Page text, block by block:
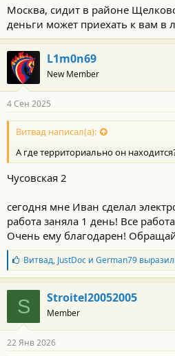
Москва, сидит в районе
деньги может приехать к вам в
L1m0n69
New Member
4 Сен 2025
Витвад написал(а):
А где территориально он
Чусовская 2
сегодня мне Иван сделал
работа заняла 1 день! Все
Очень ему благодарен!
Б
л
а
г
о
д
а
н
Витвад, JustDocи German79
S Stroitel20052005
Member
22 Янв 2026